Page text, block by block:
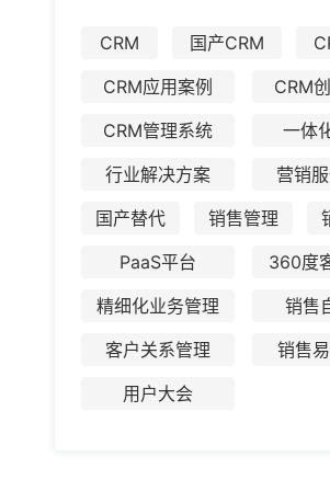
CRM 国产CRM
CRM应用案例
CRM
CRM管理系统
一体
行业解决方案
营销
国产替代
销售管理
PaaS平台
360度
精细化业务管理
销售
客户关系管理
销售
用户大会